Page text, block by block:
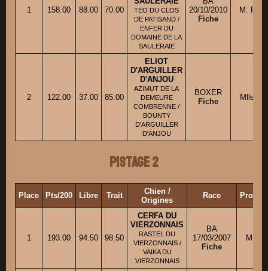
1 158.00 88.00 70.00
TEO DU CLOS
DE PATISAND /
ENFER DU
DOMAINE DE LA
SAULERAIE
20/10/2010
Fiche
M.
2 122.00 37.00 85.00
ELIOT
D'ARGUILLER
D'ANJOU
AZIMUT DE LA
DEMEURE
COMBRENNE /
BOUNTY
D'ARGUILLER
D'ANJOU
BOXER
Fiche
Mlle
Pistage 2
Place Pts/200 Libre Trait
Chien /
Origines
Race
1 193.00 94.50 98.50
CERFA DU
VIERZONNAIS
RASTEL DU
VIERZONNAIS /
VAIKA DU
VIERZONNAIS
BA
17/03/2007
Fiche
M.